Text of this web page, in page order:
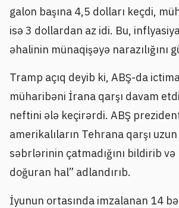
galon başına 4,5 dolları keçdi,
isə 3 dollardan az idi. Bu,
əhalinin münaqişəyə narazılığını
Tramp açıq deyib ki, ABŞ-da
müharibəni İrana qarşı davam
neftini ələ keçirərdi. ABŞ
amerikalıların Tehrana qarşı
səbrlərinin çatmadığını bildirib
doğuran hal” adlandırıb.
İyunun ortasında imzalanan 14